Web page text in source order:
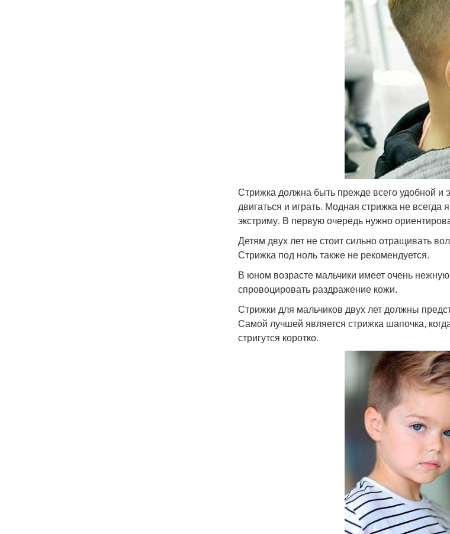
Стрижка должна быть прежде всего удобной и
двигаться и играть. Модная стрижка не
экстриму. В первую очередь нужно
Детям двух лет не стоит сильно отращивать
Стрижка под ноль также не рекомендуется.
В юном возрасте мальчики имеет очень
спровоцировать раздражение кожи.
Стрижки для мальчиков двух лет должны
Самой лучшей является стрижка шапочка,
стригутся коротко.